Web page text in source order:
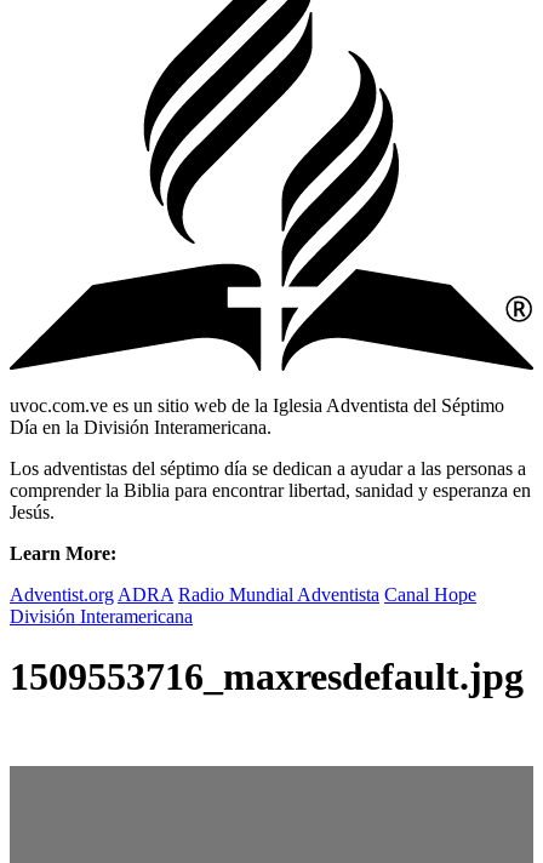
uvoc.com.ve es un sitio web de la Iglesia Adventista del Séptimo
Día en la División Interamericana.
Los adventistas del séptimo día se dedican a ayudar a las personas a
comprender la Biblia para encontrar libertad, sanidad y esperanza en
Jesús.
Learn More:
Adventist.org ADRA Radio Mundial Adventista Canal Hope
División Interamericana
1509553716_maxresdefault.jpg